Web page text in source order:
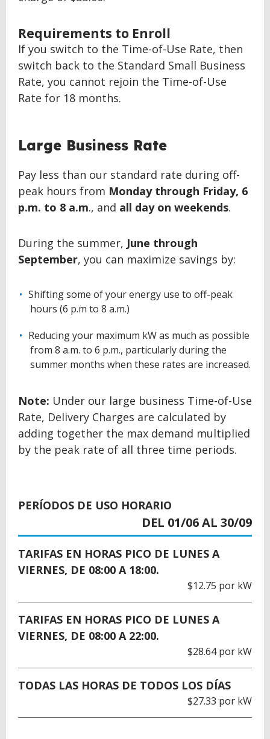
Requirements to Enroll
If you switch to the Time-of-Use Rate, then
switch back to the Standard Small Business
Rate, you cannot rejoin the Time-of-Use
Rate for 18 months.
Large Business Rate
Pay less than our standard rate during off-
peak hours from Monday through Friday, 6
p.m. to 8 a.m., and all day on weekends.
During the summer, June through
September, you can maximize savings by:
Shifting some of your energy use to off-peak
hours (6 p.m to 8 a.m.)
Reducing your maximum kW as much as possible
from 8 a.m. to 6 p.m., particularly during the
summer months when these rates are increased.
Note: Under our large business Time-of-Use
Rate, Delivery Charges are calculated by
adding together the max demand multiplied
by the peak rate of all three time periods.
TOPERÍODOS DE USO HORARIO
DEL 01/06 AL 30/09
TARIFAS EN HORAS PICO DE LUNES A
VIERNES, DE 08:00 A 18:00.
$12.75 por kW
TARIFAS EN HORAS PICO DE LUNES A
VIERNES, DE 08:00 A 22:00.
$28.64 por kW
TODAS LAS HORAS DE TODOS LOS DÍAS
$27.33 por kW